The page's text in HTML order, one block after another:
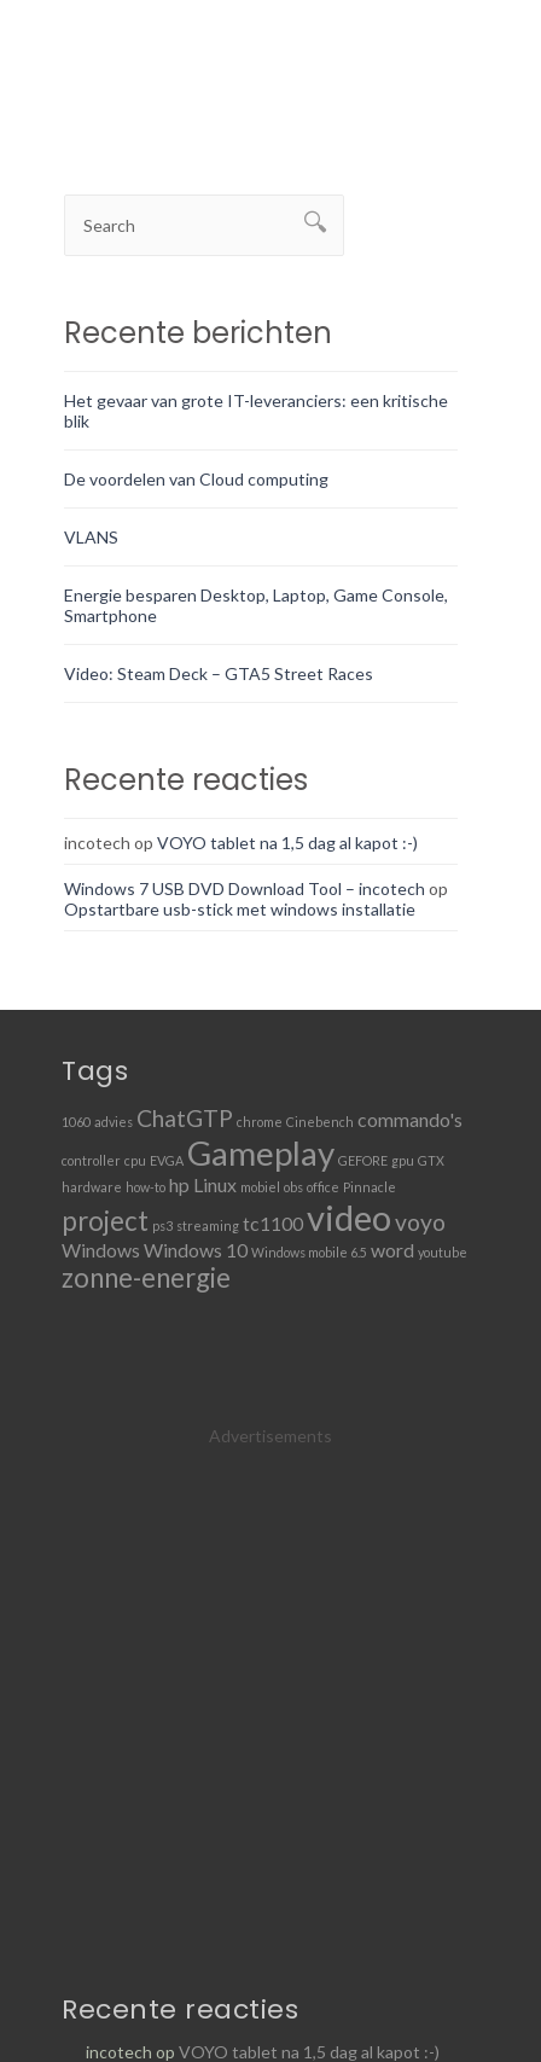
Recente berichten
Het gevaar van grote IT-leveranciers: een kritische
blik
De voordelen van Cloud computing
VLANS
Energie besparen Desktop, Laptop, Game Console,
Smartphone
Video: Steam Deck – GTA5 Street Races
Recente reacties
incotech opVOYO tablet na 1,5 dag al kapot :-)
Windows 7 USB DVD Download Tool – incotech op
Opstartbare usb-stick met windows installatie
Tags
1060 advies ChatGTP chrome Cinebench commando's
controller cpu EVGA Gameplay GEFORE gpu GTX
hardware how-to hp Linux mobiel obs office Pinnacle
project ps3 streaming tc1100videovoyo
Windows Windows 10 Windows mobile 6.5 word youtube
zonne-energie
Advertisements
Recente reacties
incotech op VOYO tablet na 1,5 dag al kapot :-)